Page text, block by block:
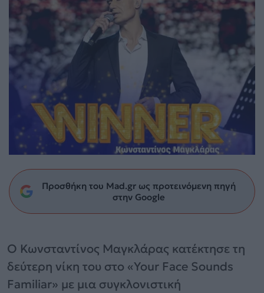
Προσθήκη του Mad.gr ως προτεινόμενη πηγή
στην Google
Ο Κωνσταντίνος Μαγκλάρας κατέκτησε τη
δεύτερη νίκη του στο «Your Face Sounds
Familiar» με μια συγκλονιστική